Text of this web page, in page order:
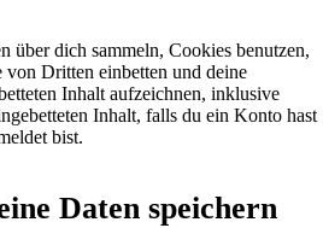
über dich sammeln, Cookies benutzen,
Dritten einbetten und deine
Inhalt aufzeichnen, inklusive
Inhalt, falls du ein Konto hast
bist.
Daten speichern